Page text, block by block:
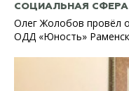
СОЦИАЛЬНАЯ СФЕРА
Олег Жолобов провёл
ОДД «Юность»